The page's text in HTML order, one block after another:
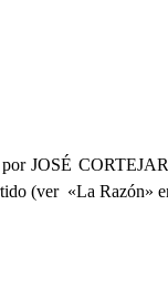
(ver «La Razón»